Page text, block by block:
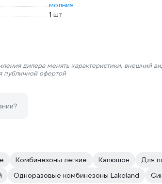
молния
1 шт
дилера менять характеристики, внешний
публичной офертой
Комбинезоны легкие Капюшон Для
Одноразовые комбинезоны Lakeland